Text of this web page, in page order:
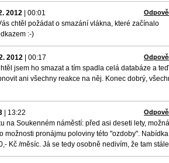
2012 00:01
chtěl požádat o smazání vlákna, které začínalo
:-)
2012 00:17
jsem ho smazat a tím spadla celá databáze a teď
ani všechny reakce na něj. Konec dobrý,
13:22
na Soukenném náměstí: před asi deseti lety, možná
možnosti pronájmu poloviny této "ozdoby". Nabídka
Kč /měsíc. Já se tedy osobně nedivím, že tam